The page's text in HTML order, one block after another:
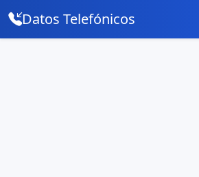
Datos Telefónicos